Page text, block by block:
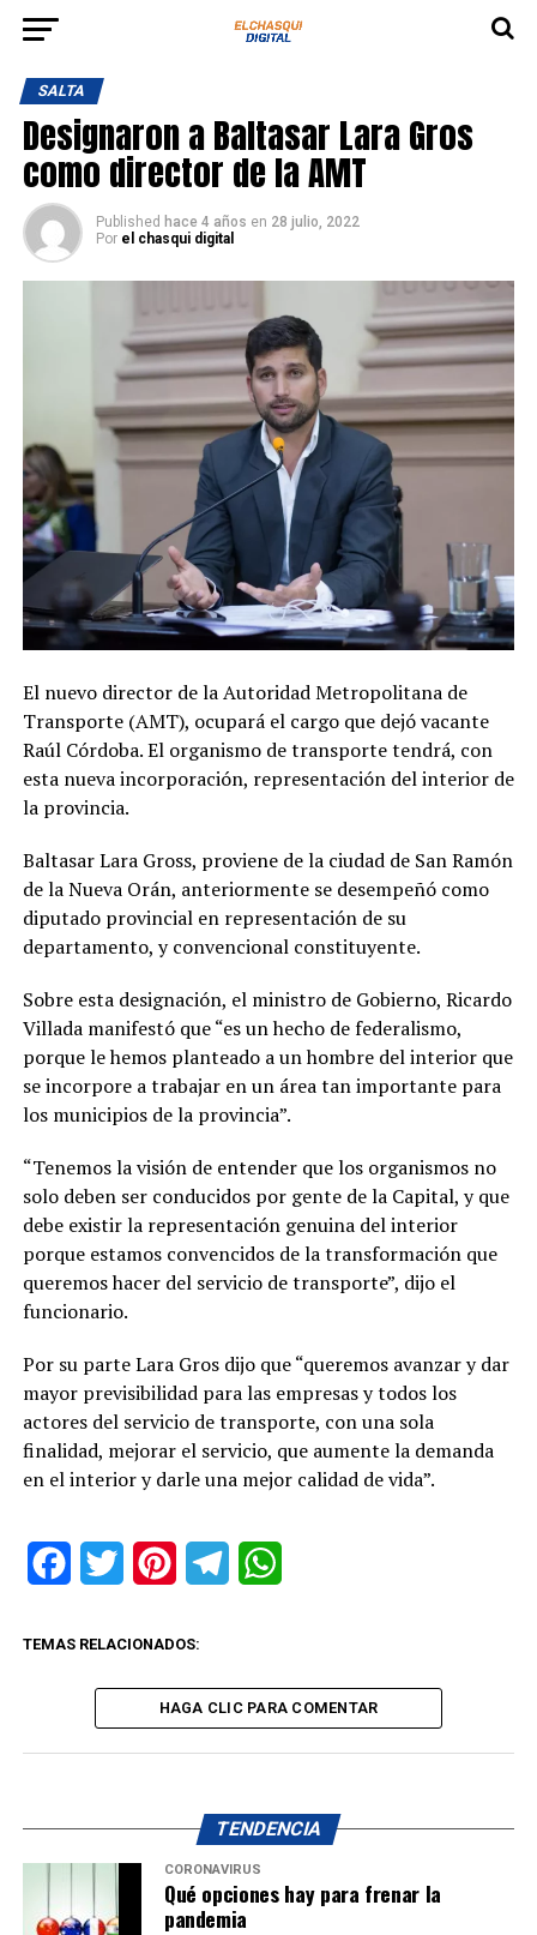
SALTA
Designaron a Baltasar Lara Gros
como director de la AMT
Published hace 4 años en 28 julio, 2022
Por el chasqui digital
El nuevo director de la Autoridad Metropolitana de
Transporte (AMT), ocupará el cargo que dejó vacante
Raúl Córdoba. El organismo de transporte tendrá, con
esta nueva incorporación, representación del interior de
la provincia.
Baltasar Lara Gross, proviene de la ciudad de San Ramón
de la Nueva Orán, anteriormente se desempeñó como
diputado provincial en representación de su
departamento, y convencional constituyente.
Sobre esta designación, el ministro de Gobierno, Ricardo
Villada manifestó que “es un hecho de federalismo,
porque le hemos planteado a un hombre del interior que
se incorpore a trabajar en un área tan importante para
los municipios de la provincia”.
“Tenemos la visión de entender que los organismos no
solo deben ser conducidos por gente de la Capital, y que
debe existir la representación genuina del interior
porque estamos convencidos de la transformación que
queremos hacer del servicio de transporte”, dijo el
funcionario.
Por su parte Lara Gros dijo que “queremos avanzar y dar
mayor previsibilidad para las empresas y todos los
actores del servicio de transporte, con una sola
finalidad, mejorar el servicio, que aumente la demanda
en el interior y darle una mejor calidad de vida”.
FacebookTwitter PinterestTelegram
TEMAS RELACIONADOS:
HAGA CLIC PARA COMENTAR
TENDENCIA
CORONAVIRUS
Qué opciones hay para frenar la
pandemia